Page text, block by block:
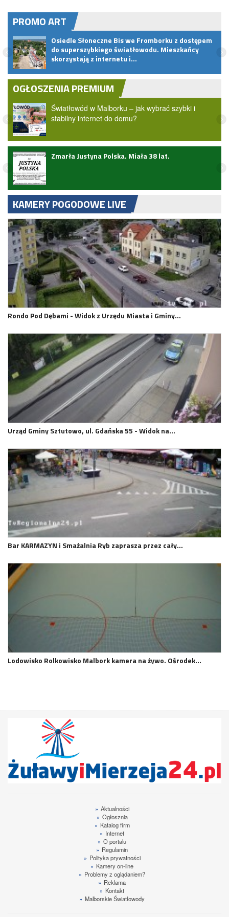
PROMO ART
Osiedle Słoneczne Bis we Fromborku z dostępem
do superszybkiego światłowodu. Mieszkańcy
skorzystają z internetu i…
OGŁOSZENIA PREMIUM
Światłowód w Malborku – jak wybrać szybki i
stabilny internet do domu?
Zmarła Justyna Polska. Miała 38 lat.
KAMERY POGODOWE LIVE
Rondo Pod Dębami - Widok z Urzędu Miasta i Gminy…
Urząd Gminy Sztutowo, ul. Gdańska 55 - Widok na…
Bar KARMAZYN i Smażalnia Ryb zaprasza przez cały…
Lodowisko Rolkowisko Malbork kamera na żywo. Ośrodek…
» Aktualności
» Ogłosznia
» Katalog firm
» Internet
» O portalu
» Regulamin
» Polityka prywatności
» Kamery on-line
» Problemy z oglądaniem?
» Reklama
» Kontakt
» Malborskie Światłowody